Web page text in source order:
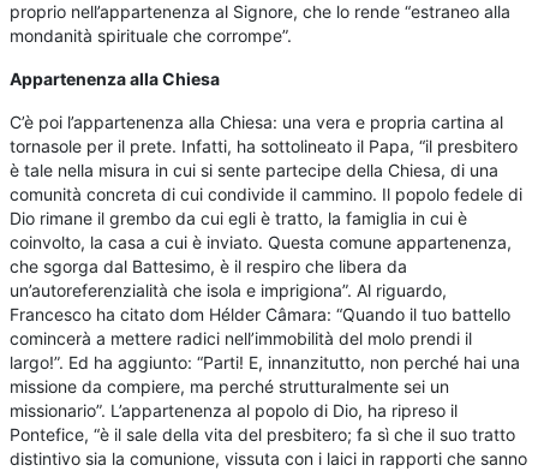
proprio nell’appartenenza al Signore, che lo rende “estraneo alla
mondanità spirituale che corrompe”.
Appartenenza alla Chiesa
C’è poi l’appartenenza alla Chiesa: una vera e propria cartina al
tornasole per il prete. Infatti, ha sottolineato il Papa, “il presbitero
è tale nella misura in cui si sente partecipe della Chiesa, di una
comunità concreta di cui condivide il cammino. Il popolo fedele di
Dio rimane il grembo da cui egli è tratto, la famiglia in cui è
coinvolto, la casa a cui è inviato. Questa comune appartenenza,
che sgorga dal Battesimo, è il respiro che libera da
un’autoreferenzialità che isola e imprigiona”. Al riguardo,
Francesco ha citato dom Hélder Câmara: “Quando il tuo battello
comincerà a mettere radici nell’immobilità del molo prendi il
largo!”. Ed ha aggiunto: “Parti! E, innanzitutto, non perché hai una
missione da compiere, ma perché strutturalmente sei un
missionario”. L’appartenenza al popolo di Dio, ha ripreso il
Pontefice, “è il sale della vita del presbitero; fa sì che il suo tratto
distintivo sia la comunione, vissuta con i laici in rapporti che sanno